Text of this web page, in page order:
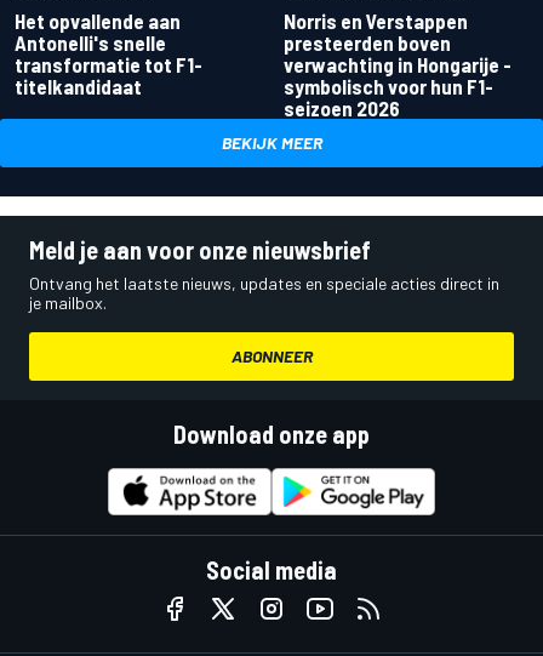
Het opvallende aan
Antonelli's snelle
transformatie tot F1-
titelkandidaat
Norris en Verstappen
presteerden boven
verwachting in Hongarije -
symbolisch voor hun F1-
seizoen 2026
BEKIJK MEER
Meld je aan voor onze nieuwsbrief
Ontvang het laatste nieuws, updates en speciale acties direct in
je mailbox.
ABONNEER
Download onze app
Social media